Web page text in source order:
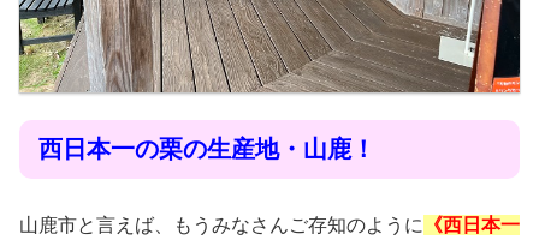
西日本一の栗の生産地・山鹿！
山鹿市と言えば、もうみなさんご存知のように
《西日本一